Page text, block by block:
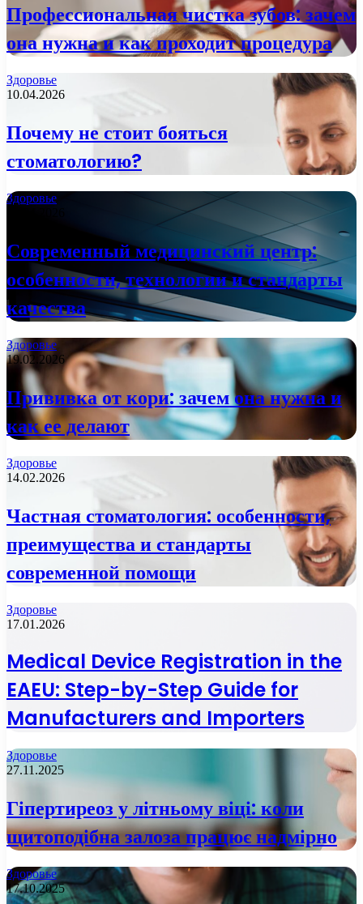
Профессиональная чистка зубов: зачем
она нужна и как проходит процедура
Здоровье
10.04.2026
Почему не стоит бояться
стоматологию?
Здоровье
Современный медицинский центр:
особенности, технологии и стандарты
качества
Здоровье
19.02.2026
Прививка от кори: зачем она нужна и
как ее делают
Здоровье
14.02.2026
Частная стоматология: особенности,
преимущества и стандарты
современной помощи
Здоровье
17.01.2026
Medical Device Registration in the
EAEU: Step-by-Step Guide for
Manufacturers and Importers
Здоровье
27.11.2025
Гіпертиреоз у літньому віці: коли
щитоподібна залоза працює надмірно
Здоровье
17.10.2025